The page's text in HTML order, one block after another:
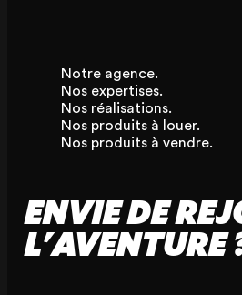
Notre agence.
Nos expertises.
Nos réalisations.
Nos produits à louer.
Nos produits à vendre.
ENVIE DE
L'AVENTURE